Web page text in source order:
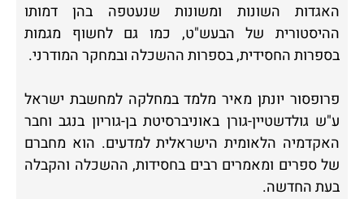
האגדות השונות ומשונות שנעטפה בהן דמותו
ההיסטורית של הבעש"ט, כמו גם לחשוף מגמות
בספרות החסידית, בספרות ההשכלה ובמחקר המודרני.
פרופסור יונתן מאיר מלמד במחלקה למחשבת ישראל
ע"ש גולדשטיין-גורן באוניברסיטת בן-גוריון בנגב וחבר
האקדמיה הלאומית הישראלית למדעים. הוא מחברם
של ספרים ומאמרים רבים בחסידות, ההשכלה והקבלה
בעת החדשה.